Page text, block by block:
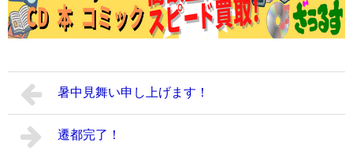
暑中見舞い申し上げます！
遷都完了！